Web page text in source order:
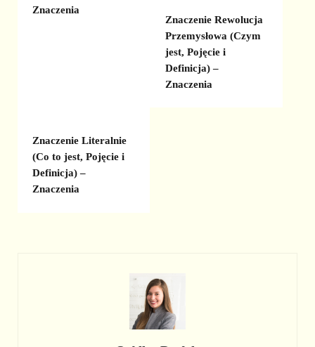
Znaczenia
Znaczenie Rewolucja
Przemysłowa (Czym
jest, Pojęcie i
Definicja) –
Znaczenia
Znaczenie Literalnie
(Co to jest, Pojęcie i
Definicja) –
Znaczenia